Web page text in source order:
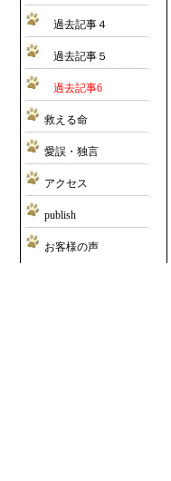
過去記事４
過去記事５
過去記事6
救える命
愛誤・独言
アクセス
publish
お客様の声